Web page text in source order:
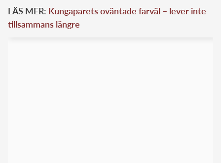
LÄS MER: Kungaparets oväntade farväl – lever inte
tillsammans längre